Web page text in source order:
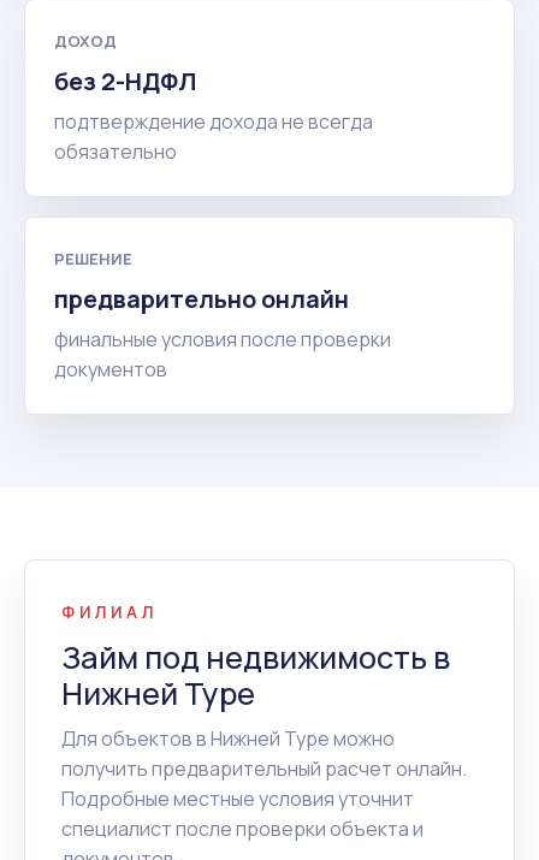
ДОХОД
без 2-НДФЛ
подтверждение дохода не всегда
обязательно
РЕШЕНИЕ
предварительно онлайн
финальные условия после проверки
документов
ФИЛИАЛ
Займ под недвижимость в
Нижней Туре
Для объектов в Нижней Туре можно
получить предварительный расчет онлайн.
Подробные местные условия уточнит
специалист после проверки объекта и